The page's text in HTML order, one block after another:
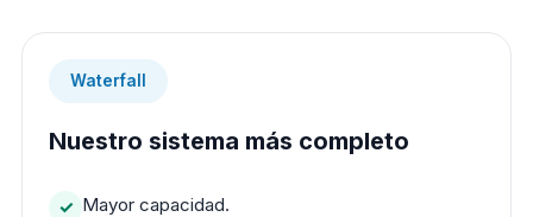
Waterfall
Nuestro sistema más completo
Mayor capacidad.